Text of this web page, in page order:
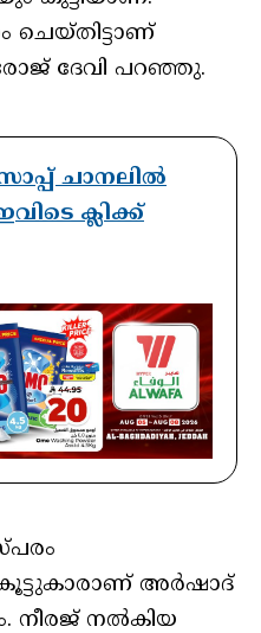
ചെയ്തിട്ടാണ്
ദേവി പറഞ്ഞു.
ചാനലിൽ
ക്ലിക്ക്
കൂട്ടുകാരാണ് അർഷാദ്
നീരജ് നൽകിയ